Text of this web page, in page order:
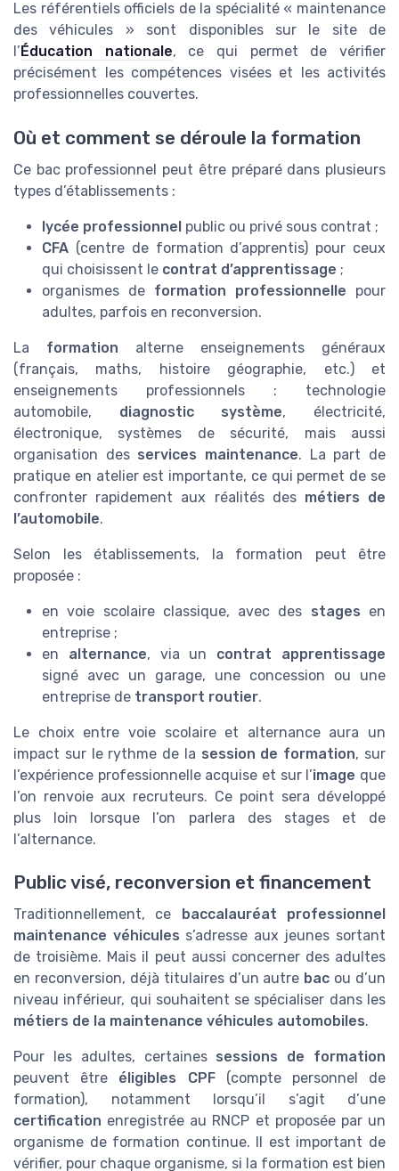
Les référentiels officiels de la spécialité « maintenance
des véhicules » sont disponibles sur le site de
l’ Éducation nationale, ce qui permet de vérifier
précisément les compétences visées et les activités
professionnelles couvertes.
Où et comment se déroule la formation
Ce bac professionnel peut être préparé dans plusieurs
types d’établissements :
lycée professionnel public ou privé sous contrat ;
CFA (centre de formation d’apprentis) pour ceux
qui choisissent le contrat d’apprentissage ;
organismes de formation professionnelle pour
adultes, parfois en reconversion.
La formation alterne enseignements généraux
(français, maths, histoire géographie, etc.) et
enseignements professionnels : technologie
automobile, diagnostic système, électricité,
électronique, systèmes de sécurité, mais aussi
organisation des services maintenance. La part de
pratique en atelier est importante, ce qui permet de se
confronter rapidement aux réalités des métiers de
l’automobile.
Selon les établissements, la formation peut être
proposée :
en voie scolaire classique, avec des stages en
entreprise ;
en alternance, via un contrat apprentissage
signé avec un garage, une concession ou une
entreprise de transport routier.
Le choix entre voie scolaire et alternance aura un
impact sur le rythme de la session de formation, sur
l’expérience professionnelle acquise et sur l’image que
l’on renvoie aux recruteurs. Ce point sera développé
plus loin lorsque l’on parlera des stages et de
l’alternance.
Public visé, reconversion et financement
Traditionnellement, ce baccalauréat professionnel
maintenance véhicules s’adresse aux jeunes sortant
de troisième. Mais il peut aussi concerner des adultes
en reconversion, déjà titulaires d’un autre bac ou d’un
niveau inférieur, qui souhaitent se spécialiser dans les
métiers de la maintenance véhicules automobiles.
Pour les adultes, certaines sessions de formation
peuvent être éligibles CPF(compte personnel de
formation), notamment lorsqu’il s’agit d’une
certification enregistrée au RNCP et proposée par un
organisme de formation continue. Il est important de
vérifier, pour chaque organisme, si la formation est bien